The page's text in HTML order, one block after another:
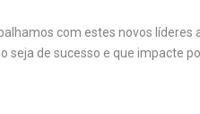
com estes novos
seja de sucesso e que impacte